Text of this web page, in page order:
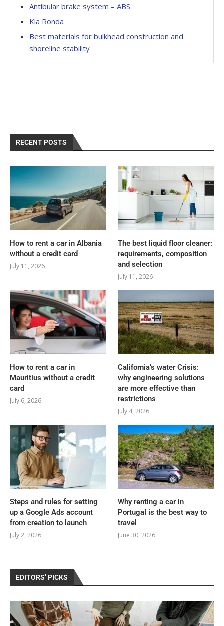
Antibular brake system – ABS
Kia Ronda
Best materials for bulkhead construction and
shoreline stability
RECENT POSTS
How to rent a car in Albania
without a credit card
July 11, 2026
The best liquid floor cleaner:
requirements, composition
and selection
July 11, 2026
How to rent a car in
Mauritius without a credit
card
July 6, 2026
California’s water Crisis:
why engineering solutions
are more effective than
restrictions
July 4, 2026
Steps and rules for setting
up a Google Ads account
from creation to launch
July 2, 2026
Why renting a car in
Portugal is the best way to
travel
June 30, 2026
EDITORS’ PICKS